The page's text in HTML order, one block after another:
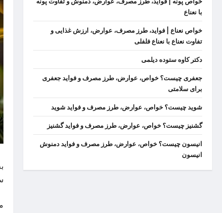
با نعناع
خواص نعناع | فواید، طرز مصرف، عوارض، ارزش غذایی و
تفاوت نعناع با نعناع فلفلی
دکتر کاوه ستوده دیلمی
جعفری چیست؟ خواص، عوارض، طرز مصرف و فواید جعفری
برای سلامتی
شوید چیست؟ خواص، عوارض، طرز مصرف و فواید شوید
گشنیز چیست؟ خواص، عوارض، طرز مصرف و فواید گشنیز
انیسون چیست؟ خواص، عوارض، طرز مصرف و فواید دمنوش
انیسون